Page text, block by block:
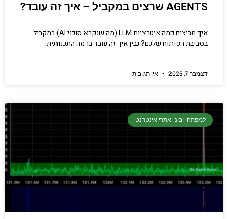
AGENTS שרצים במקביל – איך זה עובד?
איך מריצים כמה איטרציות LLM (מה שנקרא סוכני AI) במקביל
בסביבת הפיתוח שלכם? נבין איך זה עובד ברמה התכנותית.
דצמבר 7, 2025 אין תגובות
למפתחי ובוני אתרי אינטרנט